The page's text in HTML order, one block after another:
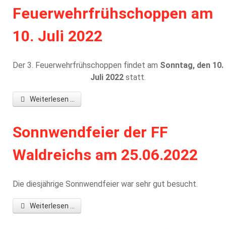
Feuerwehrfrühschoppen am
10. Juli 2022
Der 3. Feuerwehrfrühschoppen findet am Sonntag, den 10.
Juli 2022 statt.
Weiterlesen ...
Sonnwendfeier der FF
Waldreichs am 25.06.2022
Die diesjährige Sonnwendfeier war sehr gut besucht.
Weiterlesen ...